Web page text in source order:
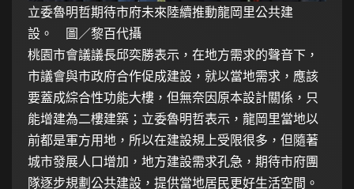
立委魯明哲期待市府未來陸續推動龍岡里公共建
設。 圖／黎百代攝
桃園市會議議長邱奕勝表示，在地方需求的聲音下，
市議會與市政府合作促成建設，就以當地需求，應該
要蓋成綜合性功能大樓，但無奈因原本設計關係，只
能增建為二樓建築；立委魯明哲表示，龍岡里當地以
前都是軍方用地，所以在建設規上受限很多，但隨著
城市發展人口增加，地方建設需求孔急，期待市府團
隊逐步規劃公共建設，提供當地居民更好生活空間。